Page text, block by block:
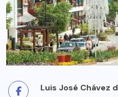
Luis José Chávez